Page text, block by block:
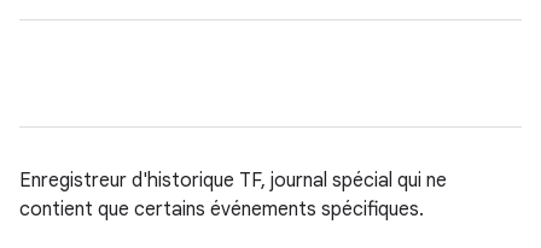
Enregistreur d'historique TF, journal spécial qui ne
contient que certains événements spécifiques.